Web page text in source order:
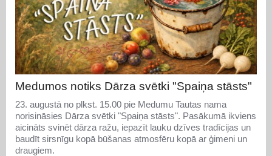
Medumos notiks Dārza svētki "Spaiņa stāsts"
23. augustā no plkst. 15.00 pie Medumu Tautas nama
norisināsies Dārza svētki "Spaiņa stāsts". Pasākumā ikviens
aicināts svinēt dārza ražu, iepazīt lauku dzīves tradīcijas un
baudīt sirsnīgu kopā būšanas atmosfēru kopā ar ģimeni un
draugiem.